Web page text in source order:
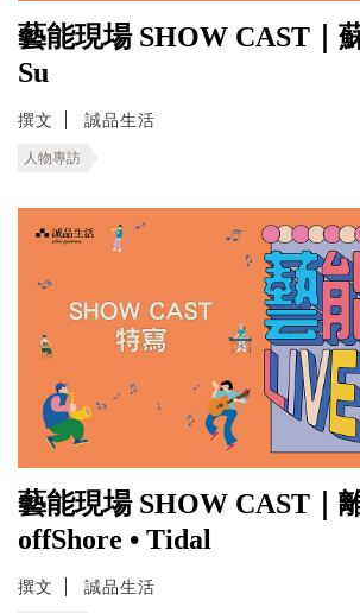
藝能現場 SHOW CAST｜
Su
撰文 誠品生活
人物專訪
藝能現場 SHOW CAST｜
offShore • Tidal
撰文 誠品生活